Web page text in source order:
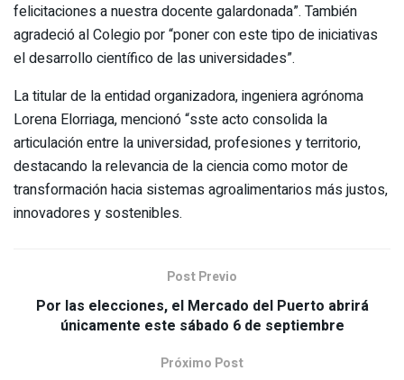
felicitaciones a nuestra docente galardonada”. También
agradeció al Colegio por “poner con este tipo de iniciativas
el desarrollo científico de las universidades”.
La titular de la entidad organizadora, ingeniera agrónoma
Lorena Elorriaga, mencionó “sste acto consolida la
articulación entre la universidad, profesiones y territorio,
destacando la relevancia de la ciencia como motor de
transformación hacia sistemas agroalimentarios más justos,
innovadores y sostenibles.
Post Previo
Por las elecciones, el Mercado del Puerto abrirá
únicamente este sábado 6 de septiembre
Próximo Post